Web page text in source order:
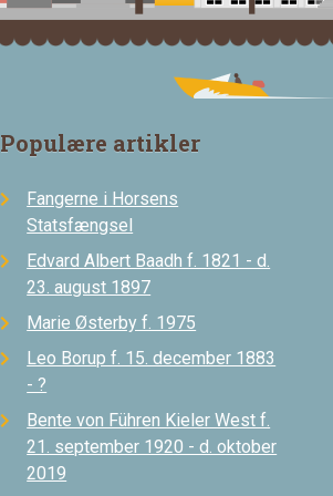
Populære artikler
Fangerne i Horsens
Statsfængsel
Edvard Albert Baadh f. 1821 - d.
23. august 1897
Marie Østerby f. 1975
Leo Borup f. 15. december 1883
- ?
Bente von Führen Kieler West f.
21. september 1920 - d. oktober
2019